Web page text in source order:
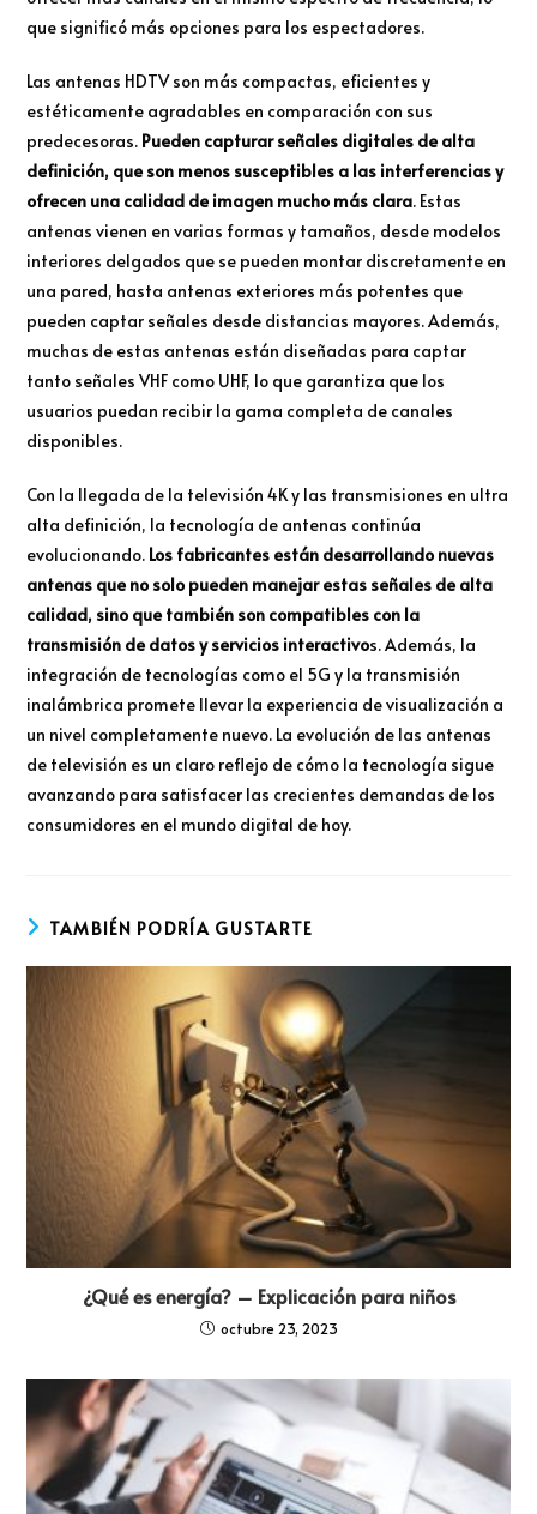
que significó más opciones para los espectadores.
Las antenas HDTV son más compactas, eficientes y
estéticamente agradables en comparación con sus
predecesoras. Pueden capturar señales digitales de alta
definición, que son menos susceptibles a las interferencias y
ofrecen una calidad de imagen mucho más clara. Estas
antenas vienen en varias formas y tamaños, desde modelos
interiores delgados que se pueden montar discretamente en
una pared, hasta antenas exteriores más potentes que
pueden captar señales desde distancias mayores. Además,
muchas de estas antenas están diseñadas para captar
tanto señales VHF como UHF, lo que garantiza que los
usuarios puedan recibir la gama completa de canales
disponibles.
Con la llegada de la televisión 4K y las transmisiones en ultra
alta definición, la tecnología de antenas continúa
evolucionando. Los fabricantes están desarrollando nuevas
antenas que no solo pueden manejar estas señales de alta
calidad, sino que también son compatibles con la
transmisión de datos y servicios interactivos. Además, la
integración de tecnologías como el 5G y la transmisión
inalámbrica promete llevar la experiencia de visualización a
un nivel completamente nuevo. La evolución de las antenas
de televisión es un claro reflejo de cómo la tecnología sigue
avanzando para satisfacer las crecientes demandas de los
consumidores en el mundo digital de hoy.
TAMBIÉN PODRÍA GUSTARTE
¿Qué es energía? – Explicación para niños
octubre 23, 2023